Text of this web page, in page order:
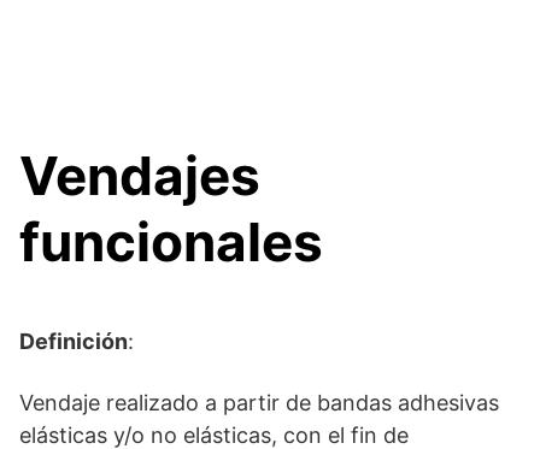
Vendajes
funcionales
Definición:
Vendaje realizado a partir de bandas adhesivas
elásticas y/o no elásticas, con el fin de